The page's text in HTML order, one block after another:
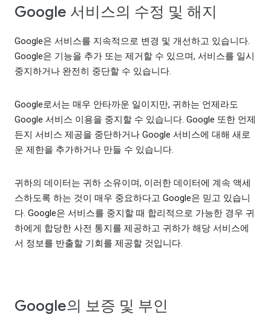
Google 서비스의 수정 및 해지
Google은 서비스를 지속적으로 변경 및 개선하고 있습니다.
Google은 기능을 추가 또는 제거할 수 있으며, 서비스를 일시
중지하거나 완전히 중단할 수 있습니다.
Google로서는 매우 안타까운 일이지만, 귀하는 언제라도
Google 서비스 이용을 중지할 수 있습니다. Google 또한 언제
든지 서비스 제공을 중단하거나 Google 서비스에 대해 새로
운 제한을 추가하거나 만들 수 있습니다.
귀하의 데이터는 귀하 소유이며, 이러한 데이터에 계속 액세
스하도록 하는 것이 매우 중요하다고 Google은 믿고 있습니
다. Google은 서비스를 중지할 때 합리적으로 가능한 경우 귀
하에게 합당한 사전 통지를 제공하고 귀하가 해당 서비스에
서 정보를 반출할 기회를 제공할 것입니다.
Google의 보증 및 부인